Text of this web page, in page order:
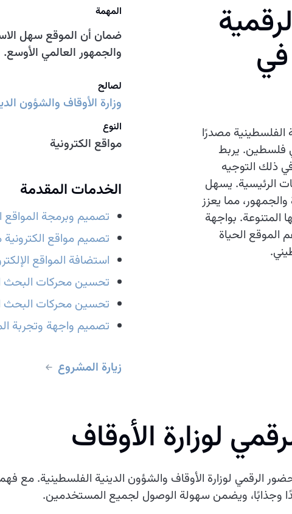
الفلسطينية مصدرًا
فلسطين. يربط
في ذلك التوجيه
الرئيسية. يسهل
مما يعزز
المتنوعة. بواجهة
الموقع الحياة
المهمة
ضمان أن الموقع سهل
والجمهور العالمي الأوسع.
لصالح
وزارة الأوقاف والشؤون
النوع
مواقع الكترونية
الخدمات المقدمة
تصميم وبرمجة المواقع
تصميم مواقع الكترونية
استضافة المواقع
تحسين محركات البحث
تحسين محركات البحث
تصميم واجهة وتجربة
زيارة المشروع
لوزارة الأوقاف
الرقمي لوزارة الأوقاف والشؤون الدينية الفلسطينية. مع
وجذابًا، ويضمن سهولة الوصول لجميع المستخدمين.